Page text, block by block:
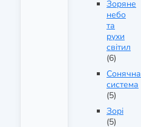
Зоряне
небо
та
рухи
світил
(6)
Сонячна
система
(5)
Зорі
(5)